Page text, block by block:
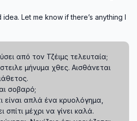
idea. Let me know if there’s anything I
από τον Τζέιμς τελευταία;
μήνυμα χθες. Αισθάνεται
σοβαρό;
είναι απλά ένα κρυολόγημα,
σπίτι μέχρι να γίνει καλά.